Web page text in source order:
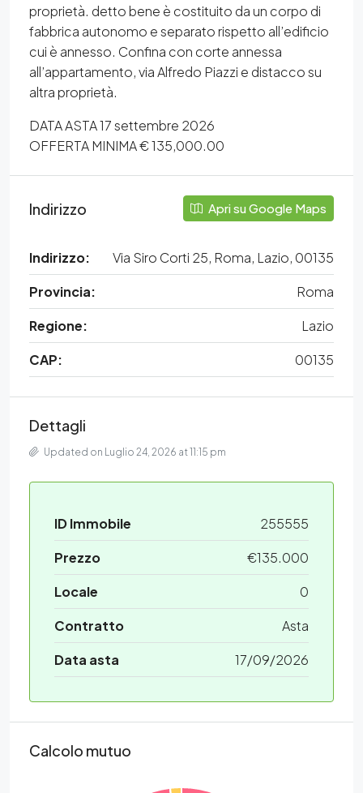
proprietà. detto bene è costituito da un corpo di
fabbrica autonomo e separato rispetto all’edificio
cui è annesso. Confina con corte annessa
all’appartamento, via Alfredo Piazzi e distacco su
altra proprietà.
DATA ASTA 17 settembre 2026
OFFERTA MINIMA € 135,000.00
Indirizzo Apri su Google Maps
Indirizzo:
Via Siro Corti 25, Roma, Lazio, 00135
Provincia:
Roma
Regione:
Lazio
CAP:
00135
Dettagli
Updated on Luglio 24, 2026 at 11:15 pm
ID Immobile
255555
Prezzo
€135.000
Locale
0
Contratto
Asta
Data asta
17/09/2026
Calcolo mutuo